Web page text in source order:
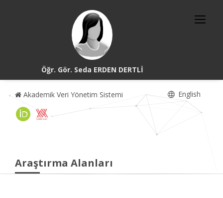
Öğr. Gör. Seda ERDEN DERTLİ
Akademik Veri Yönetim Sistemi English
Araştırma Alanları